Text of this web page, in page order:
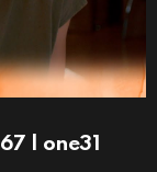
| one31